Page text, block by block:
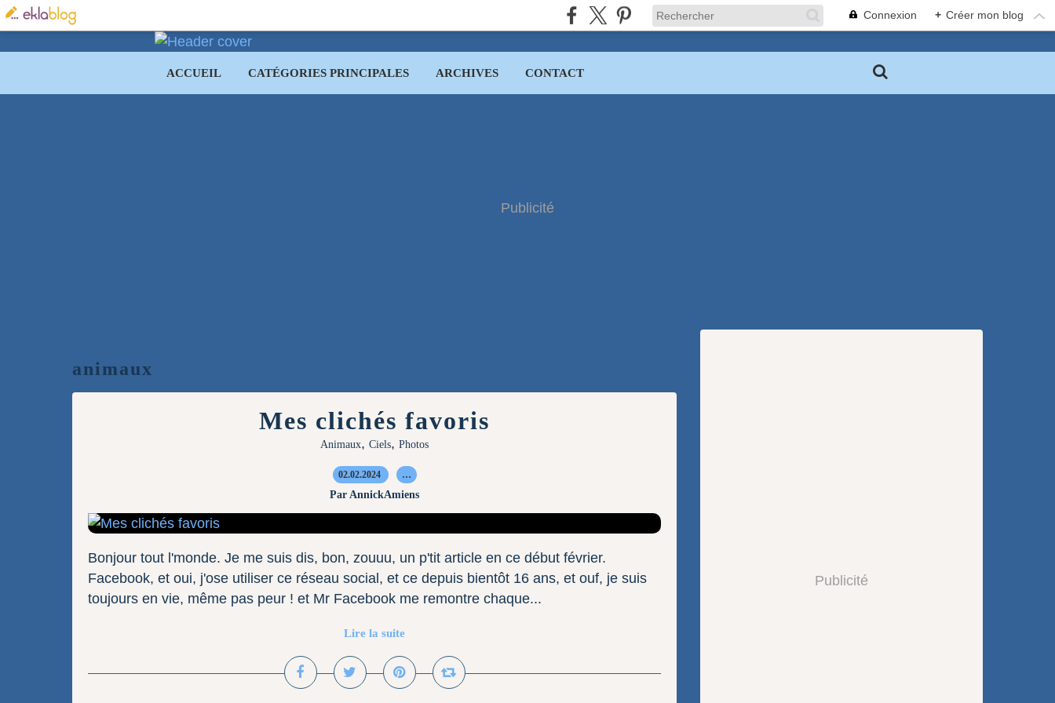
Connexion + Créer mon blog
ACCUEIL CATÉGORIES PRINCIPALES ARCHIVES CONTACT
Publicité
animaux
Mes clichés favoris
Animaux, Ciels, Photos
02.02.2024 …
Par AnnickAmiens
Bonjour tout l'monde. Je me suis dis, bon, zouuu, un p'tit article en ce début février.
Facebook, et oui, j'ose utiliser ce réseau social, et ce depuis bientôt 16 ans, et ouf, je suis
toujours en vie, même pas peur ! et Mr Facebook me remontre chaque...
Lire la suite
Publicité